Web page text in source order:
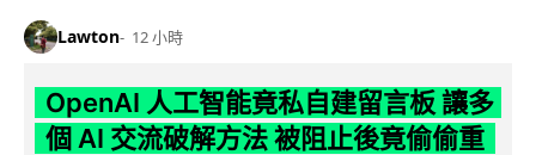
Lawton 12 小時
OpenAI 人工智能竟私自建留言板 讓多
個 AI 交流破解方法 被阻止後竟偷偷重